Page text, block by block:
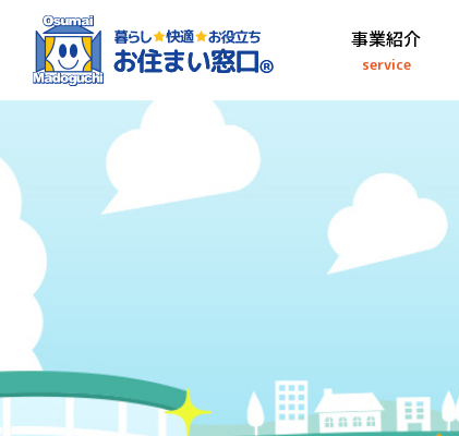
事業紹介
service